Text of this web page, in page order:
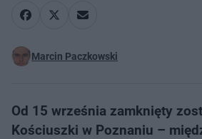
Marcin Paczkowski
Od 15 września zamknięty
Kościuszki w Poznaniu –